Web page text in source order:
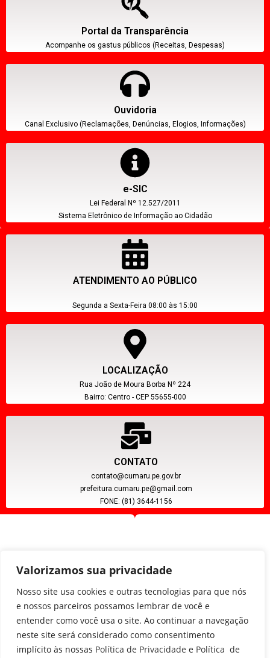
Valorizamos sua privacidade
Nosso site usa cookies e outras tecnologias para que nós
e nossos parceiros possamos lembrar de você e
entender como você usa o site. Ao continuar a navegação
neste site será considerado como consentimento
implícito às nossas Política de Privacidade e Política de
Portal da Transparência
Acompanhe os gastus públicos (Receitas, Despesas)
Ouvidoria
Canal Exclusivo (Reclamações, Denúncias, Elogios, Informações)
e-SIC
Lei Federal Nº 12.527/2011
Sistema Eletrônico de Informação ao Cidadão
ATENDIMENTO AO PÚBLICO
Segunda a Sexta-Feira 08:00 às 15:00
LOCALIZAÇÃO
Rua João de Moura Borba Nº 224
Bairro: Centro - CEP 55655-000
CONTATO
contato@cumaru.pe.gov.br
prefeitura.cumaru.pe@gmail.com
FONE: (81) 3644-1156
CNPJ: 11.097.391/0001-20